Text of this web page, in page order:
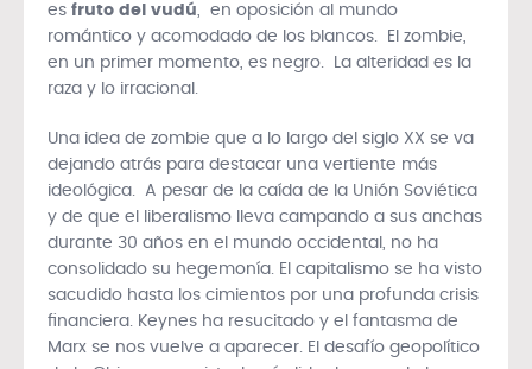
es fruto del vudú, en oposición al mundo
romántico y acomodado de los blancos. El zombie,
en un primer momento, es negro. La alteridad es la
raza y lo irracional.
Una idea de zombie que a lo largo del siglo XX se va
dejando atrás para destacar una vertiente más
ideológica. A pesar de la caída de la Unión Soviética
y de que el liberalismo lleva campando a sus anchas
durante 30 años en el mundo occidental, no ha
consolidado su hegemonía. El capitalismo se ha visto
sacudido hasta los cimientos por una profunda crisis
financiera. Keynes ha resucitado y el fantasma de
Marx se nos vuelve a aparecer. El desafío geopolítico